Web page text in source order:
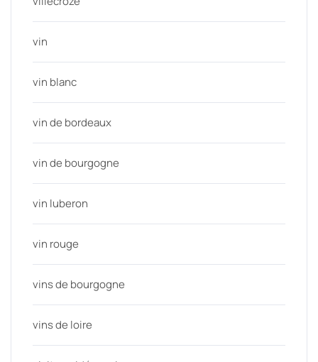
vin
vin blanc
vin de bordeaux
vin de bourgogne
vin luberon
vin rouge
vins de bourgogne
vins de loire